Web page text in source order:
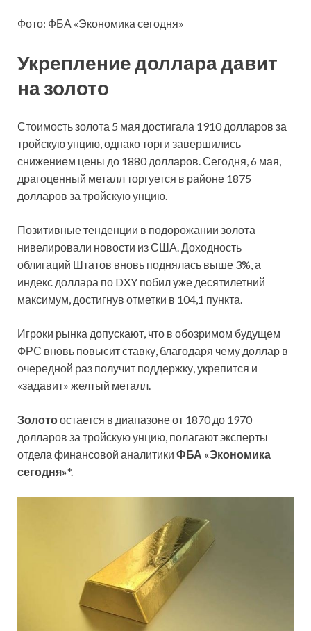
Фото: ФБА «Экономика сегодня»
Укрепление доллара давит
на золото
Стоимость золота 5 мая достигала 1910 долларов за
тройскую унцию, однако торги завершились
снижением цены до 1880 долларов. Сегодня, 6 мая,
драгоценный металл торгуется в районе 1875
долларов за тройскую унцию.
Позитивные тенденции в подорожании золота
нивелировали новости из США. Доходность
облигаций Штатов вновь поднялась выше 3%, а
индекс доллара по DXY побил уже десятилетний
максимум, достигнув отметки в 104,1 пункта.
Игроки рынка допускают, что в обозримом будущем
ФРС вновь повысит ставку, благодаря чему доллар в
очередной раз получит поддержку, укрепится и
«задавит» желтый металл.
Золотоостается в диапазоне от 1870 до 1970
долларов за тройскую унцию, полагают эксперты
отдела финансовой аналитики ФБА «Экономика
сегодня»*.